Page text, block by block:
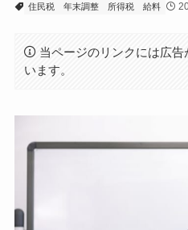
住民税 年末調整 所得税 給料
当ページのリンクには広
います。